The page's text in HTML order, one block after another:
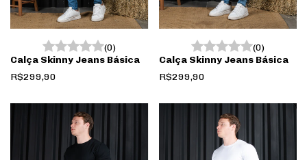
(0)
Calça Skinny Jeans Básica
R$299,90
(0)
Calça Skinny Jeans Básica
R$299,90